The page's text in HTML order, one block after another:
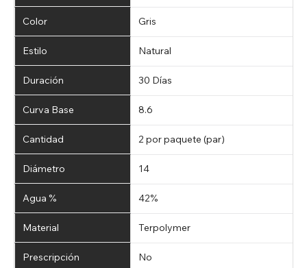
Color Gris
Estilo Natural
Duración 30 Días
Curva Base 8.6
Cantidad 2 por paquete (par)
Diámetro 14
Agua % 42%
Material Terpolymer
Prescripción No